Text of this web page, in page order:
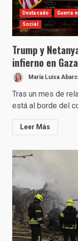
Destacado Guerra
Social
Trump y
infierno en
María Luisa
Tras un mes de
está al borde del
Leer Más